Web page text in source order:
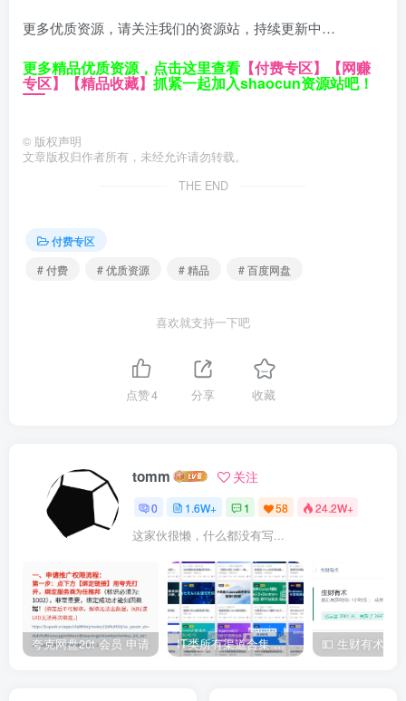
更多优质资源，请关注我们的资源站，持续更新中…
更多精品优质资源，点击这里查看 【付费专区】 【网赚
专区】 【精品收藏】 抓紧一起加入shaocun资源站吧！
© 版权声明
文章版权归作者所有，未经允许请勿转载。
THE END
付费专区
# 付费
# 优质资源 # 精品 # 百度网盘
喜欢就支持一下吧
点赞4 分享 收藏
tomm 关注
0 1.6W+ 1 58 24.2W+
这家伙很懒，什么都没有写...
夸克网盘20t 会员 申请 IT类所有渠道合集 持续日更，目前近四千多条资源 年费用户微信私信获取权限